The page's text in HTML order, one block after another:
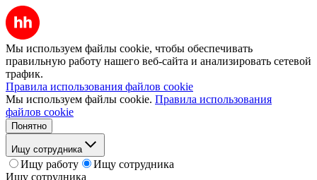
Мы используем файлы cookie, чтобы обеспечивать
правильную работу нашего веб-сайта и анализировать сетевой
трафик.
Правила использования файлов cookie
Мы используем файлы cookie. Правила использования
файлов cookie
Понятно
Ищу сотрудника
Ищу работу
Ищу сотрудника
Ищу сотрудника